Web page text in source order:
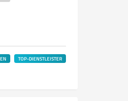
TOP-DIENSTLEISTER